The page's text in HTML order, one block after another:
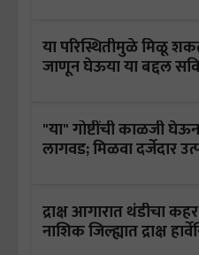
या परिस्थितीमुळे मिळू
जाणून घेऊया या बद्दल
"या" गोष्टींची काळजी
लागवड; मिळवा दर्जेदार
द्राक्ष आगारात थंडीचा
नाशिक जिल्ह्यात द्राक्ष